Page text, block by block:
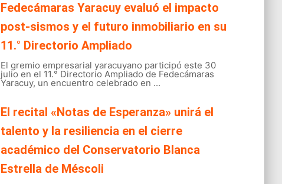
Fedecámaras Yaracuy evaluó el impacto
post-sismos y el futuro inmobiliario en su
11.° Directorio Ampliado
El gremio empresarial yaracuyano participó este 30
julio en el 11.° Directorio Ampliado de Fedecámaras
Yaracuy, un encuentro celebrado en ...
El recital «Notas de Esperanza» unirá el
talento y la resiliencia en el cierre
académico del Conservatorio Blanca
Estrella de Méscoli